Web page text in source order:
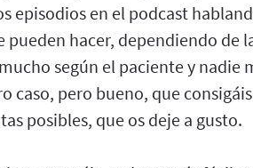
episodios en el podcast
pueden hacer, dependiendo
según el paciente y nadie
caso, pero bueno, que
posibles, que os deje a gusto.